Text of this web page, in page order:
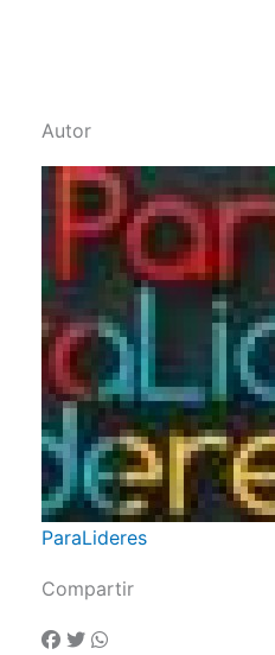
Autor
ParaLideres
Compartir